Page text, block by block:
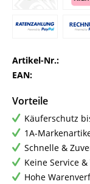
Artikel-Nr.:
EAN:
Vorteile
Käuferschutz
1A-
Schnelle &
Keine Service
Hohe